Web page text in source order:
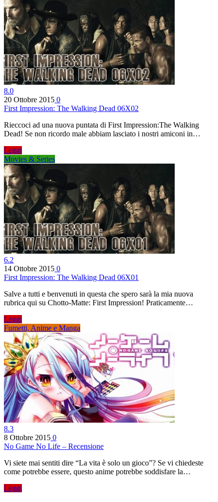
8.0
20 Ottobre 2015 0
First Impression: The Walking Dead 06X02
Rieccoci ad una nuova puntata di First Impression:The Walking
Dead! Se non ricordo male abbiam lasciato i nostri amiconi in…
Leggi
Movies & Series
6.2
14 Ottobre 2015 0
First Impression: The Walking Dead 06X01
Salve a tutti e benvenuti in questa che spero sarà la mia nuova
rubrica qui su Chotto-Matte: First Impression! Praticamente…
Leggi
Fumetti, Anime e Manga
8.3
8 Ottobre 2015 0
No Game No Life – Recensione
Vi siete mai sentiti dire “La vita è solo un gioco”? Se vi chiedeste
come potrebbe essere, questo anime potrebbe soddisfare la…
Leggi